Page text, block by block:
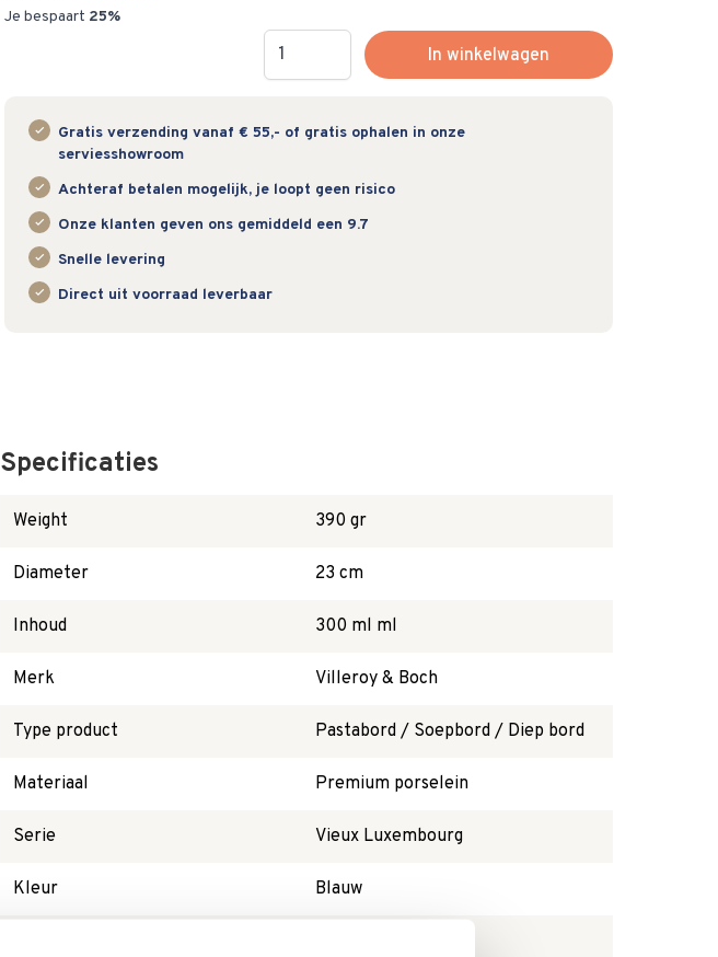
Je bespaart 25%
Hoeveelheid
In winkelwagen
Gratis verzending vanaf € 55,- of gratis ophalen in onze
serviesshowroom
Achteraf betalen mogelijk, je loopt geen risico
Onze klanten geven ons gemiddeld een 9.7
Snelle levering
Direct uit voorraad leverbaar
Specificaties
Weight 390 gr
Diameter 23 cm
Inhoud 300 ml ml
Merk Villeroy & Boch
Type product Pastabord / Soepbord / Diep bord
Materiaal Premium porselein
Serie Vieux Luxembourg
Kleur Blauw